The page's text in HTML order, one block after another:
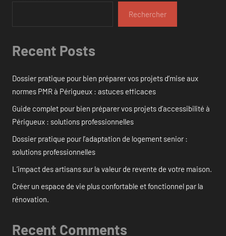
Rechercher
Recent Posts
Dossier pratique pour bien préparer vos projets d’mise aux
normes PMR à Périgueux : astuces efficaces
Guide complet pour bien préparer vos projets d’accessibilité à
Périgueux : solutions professionnelles
Dossier pratique pour l’adaptation de logement senior :
solutions professionnelles
L’impact des artisans sur la valeur de revente de votre maison.
Créer un espace de vie plus confortable et fonctionnel par la
rénovation.
Recent Comments